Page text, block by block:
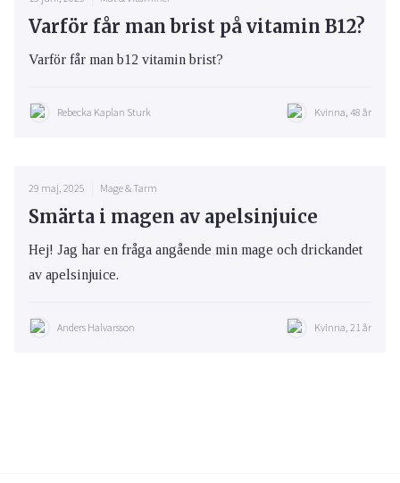
Varför får man brist på vitamin B12?
Varför får man b12 vitamin brist?
Rebecka Kaplan Sturk Kvinna, 48 år
29 maj, 2025 Mage & Tarm
Smärta i magen av apelsinjuice
Hej! Jag har en fråga angående min mage och drickandet
av apelsinjuice.
Anders Halvarsson Kvinna, 21 år